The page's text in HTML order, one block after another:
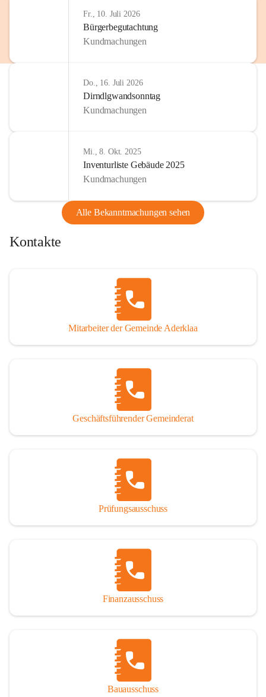
Fr., 10. Juli 2026
Bürgerbegutachtung
Kundmachungen
Do., 16. Juli 2026
Dirndlgwandsonntag
Kundmachungen
Mi., 8. Okt. 2025
Inventurliste Gebäude 2025
Kundmachungen
Alle Bekanntmachungen sehen
Kontakte
Mitarbeiter der Gemeinde Aderklaa
Geschäftsführender Gemeinderat
Prüfungsausschuss
Finanzausschuss
Bauausschuss